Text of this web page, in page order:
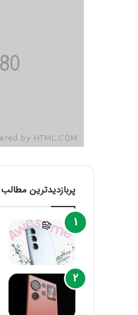
پربازدیدترین مطالب